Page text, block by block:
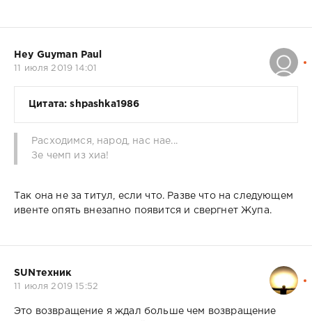
Hey Guyman Paul
11 июля 2019 14:01
Цитата: shpashka1986
Расходимся, народ, нас нае...
Зе чемп из хиа!
Так она не за титул, если что. Разве что на следующем
ивенте опять внезапно появится и свергнет Жупа.
SUNтехник
11 июля 2019 15:52
Это возвращение я ждал больше чем возвращение